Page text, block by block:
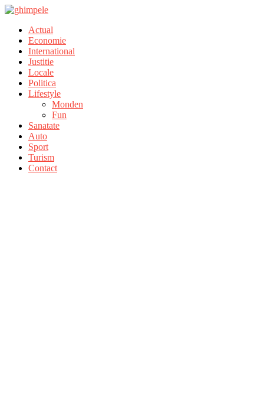
Actual
Economie
International
Justitie
Locale
Politica
Lifestyle
Monden
Fun
Sanatate
Auto
Sport
Turism
Contact